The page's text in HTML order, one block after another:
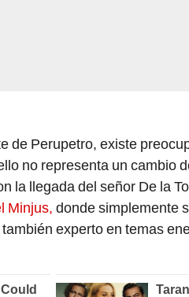
de Perupetro, existe
no representa un cambio
la llegada del señor De la
Minjus, donde simplemente
experto en temas